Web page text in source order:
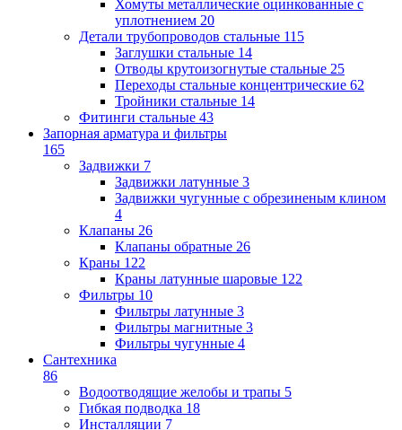
Хомуты металлические оцинкованные с
уплотнением 20
Детали трубопроводов стальные 115
Заглушки стальные 14
Отводы крутоизогнутые стальные 25
Переходы стальные концентрические 62
Тройники стальные 14
Фитинги стальные 43
Запорная арматура и фильтры
165
Задвижки 7
Задвижки латунные 3
Задвижки чугунные с обрезиненым клином
4
Клапаны 26
Клапаны обратные 26
Краны 122
Краны латунные шаровые 122
Фильтры 10
Фильтры латунные 3
Фильтры магнитные 3
Фильтры чугунные 4
Сантехника
86
Водоотводящие желобы и трапы 5
Гибкая подводка 18
Инсталляции 7